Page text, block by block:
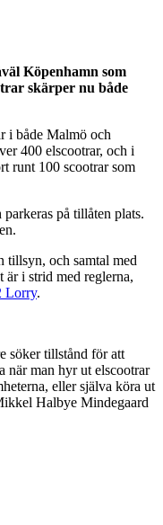
Köpenhamn som
skärper nu både
i både Malmö och
400 elscootrar, och i
runt 100 scootrar som
på tillåten plats.
tillsyn, och samtal med
är i strid med reglerna,
Lorry.
söker tillstånd för att
när man hyr ut elscootrar
eller själva köra ut
Halbye Mindegaard